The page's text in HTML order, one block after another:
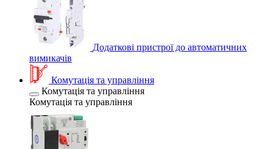
Додаткові пристрої до автоматичних
вимикачів
Комутація та управління
Комутація та управління
Комутація та управління